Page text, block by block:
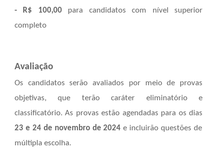
- R$ 100,00para candidatos com nível superior
completo
Avaliação
Os candidatos serão avaliados por meio de provas
objetivas, que terão caráter eliminatório e
classificatório. As provas estão agendadas para os dias
23 e 24 de novembro de 2024e incluirão questões de
múltipla escolha.